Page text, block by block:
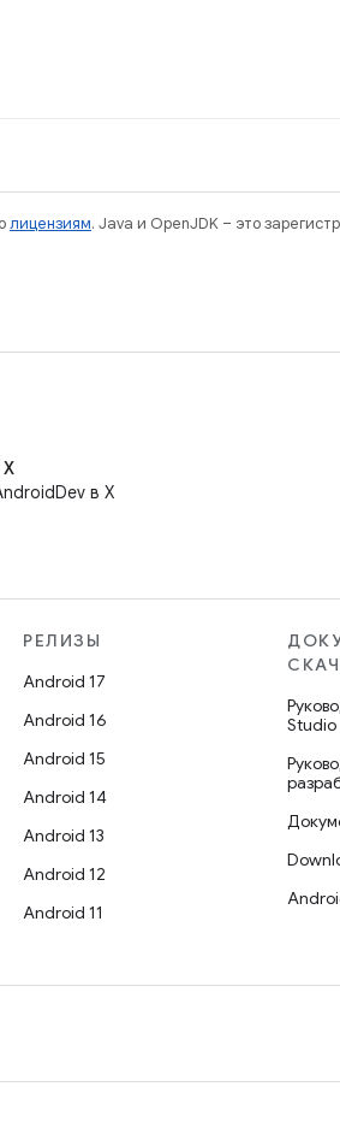
лицензиям. Java и OpenJDK – это
X
в X
РЕЛИЗЫ
Android 17
Android 16
Android 15
Android 14
Android 13
Android 12
Android 11
Studio